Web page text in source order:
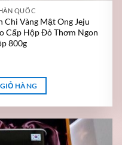
QUỐC
Chi Vàng Mật Ong Jeju
Cấp Hộp Đỏ Thơm Ngon
800g
HÀNG